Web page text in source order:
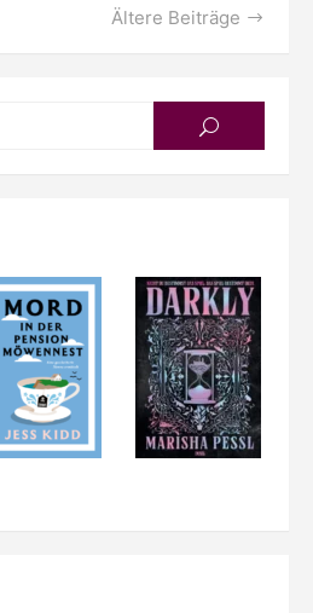
Ältere Beiträge
SEARCH